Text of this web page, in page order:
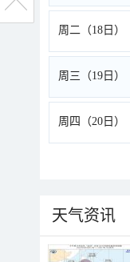
周二（18日）
周三（19日）
周四（20日）
天气资讯